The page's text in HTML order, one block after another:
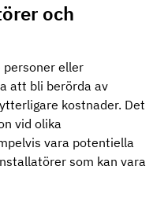
och
personer eller
att bli berörda av
kostnader. Det
vid olika
vara potentiella
som kan vara